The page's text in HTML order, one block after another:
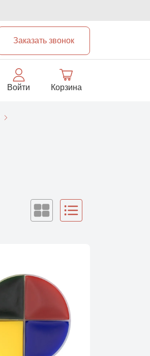
Заказать звонок
Войти Корзина